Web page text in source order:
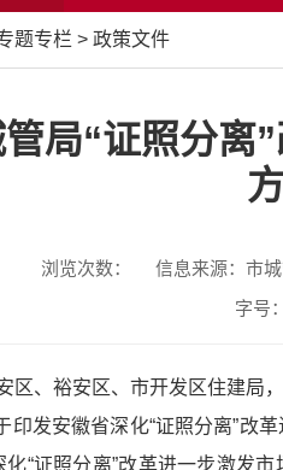
题专栏 > 政策文件
局“证照分离
浏览次数： 信息来源：市
字号：
、裕安区、市开发区住建局
印发安徽省深化“证照分离”改
“证照分离”改革进一步激发市